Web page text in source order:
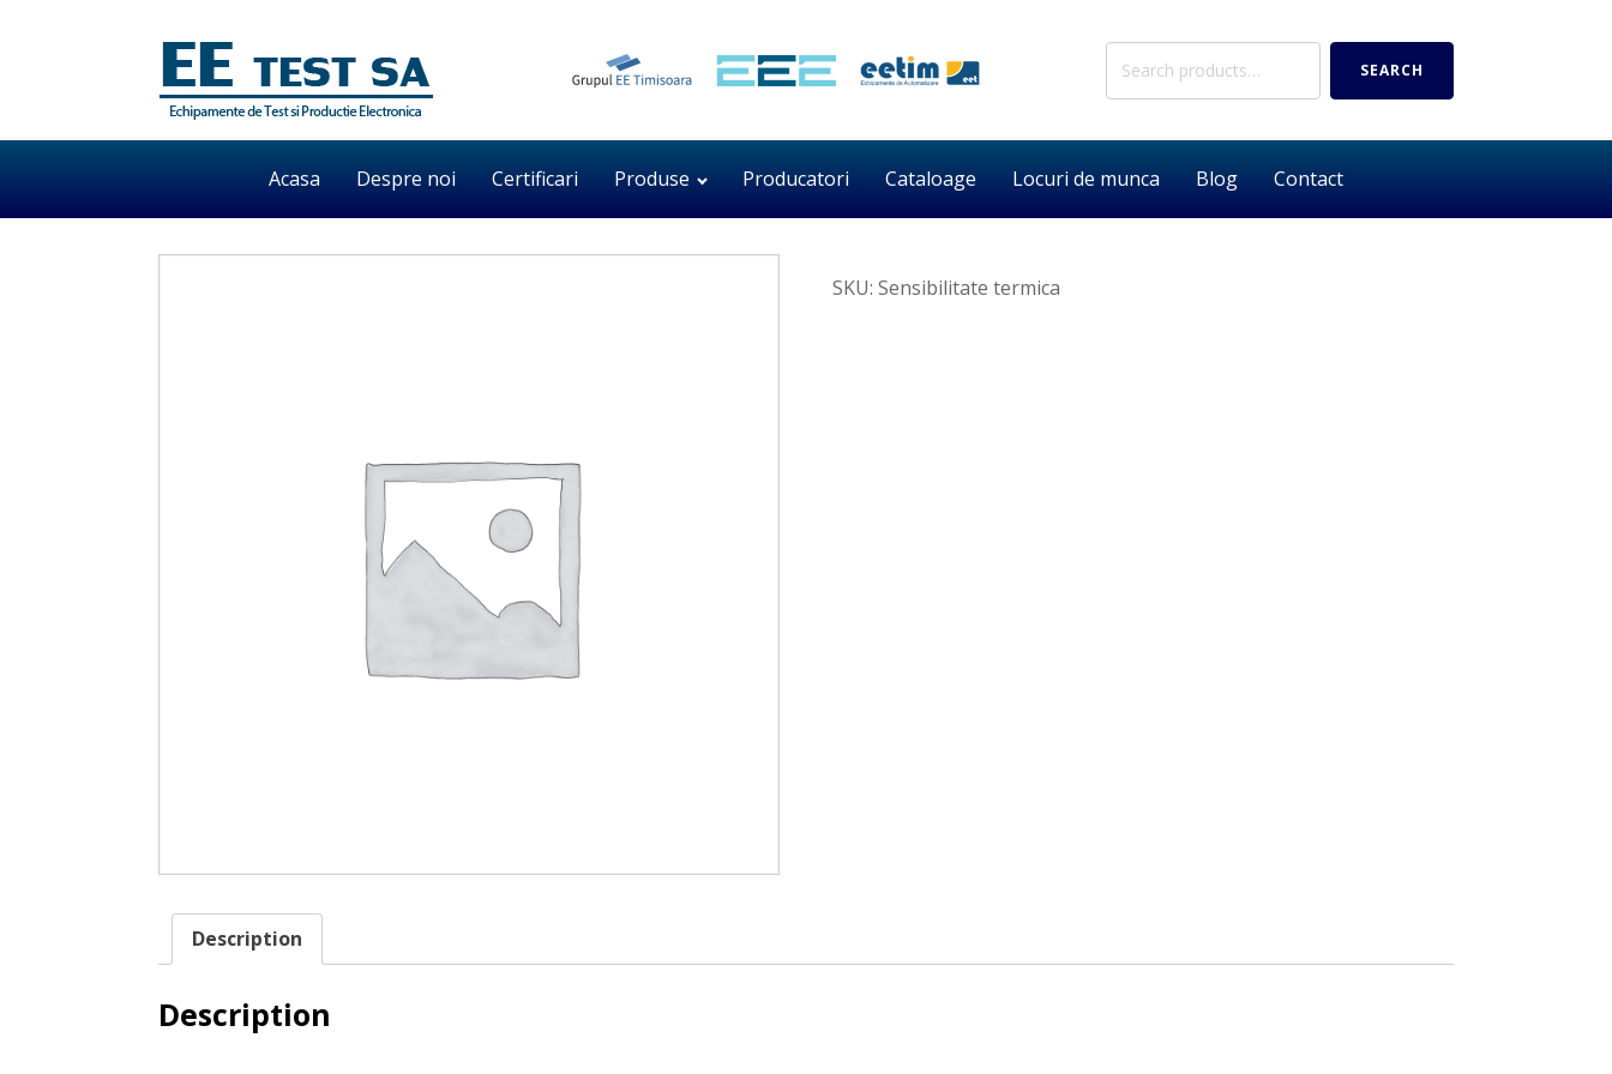
Search
SEARCH
Acasa Despre noi Certificari Produse Producatori Cataloage Locuri de munca Blog Contact
SKU: Sensibilitate termica
Description
Description